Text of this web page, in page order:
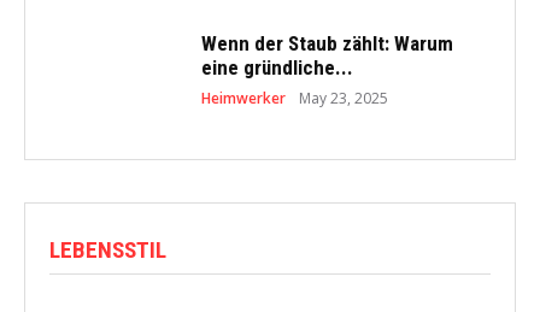
Wenn der Staub zählt: Warum
eine gründliche...
Heimwerker May 23, 2025
LEBENSSTIL